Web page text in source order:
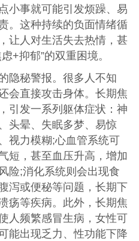
小事就可能引发烦躁、易
。这种持续的负面情绪循
让人对生活失去热情，甚
+抑郁”的双重困境。
隐秘警报。很多人不知
会直接攻击身体。长期焦
引发一系列躯体症状：神
头晕、失眠多梦、易惊
视力模糊;心血管系统可
短，甚至血压升高，增加
险;消化系统则会出现食
泻或便秘等问题，长期下
疡等疾病。此外，长期焦
人频繁感冒生病，女性可
能出现乏力、性功能下降